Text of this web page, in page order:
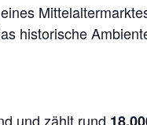
historische
und zählt rund